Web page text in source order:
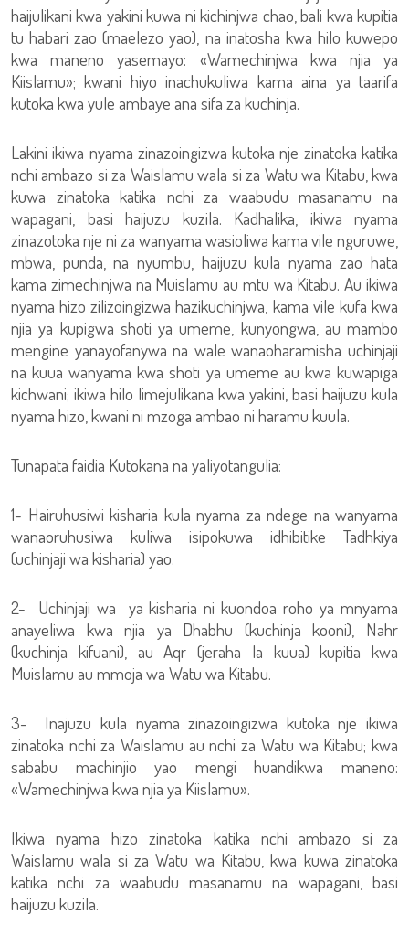
haijulikani kwa yakini kuwa ni kichinjwa chao, bali kwa kupitia
tu habari zao (maelezo yao), na inatosha kwa hilo kuwepo
kwa maneno yasemayo: «Wamechinjwa kwa njia ya
Kiislamu»; kwani hiyo inachukuliwa kama aina ya taarifa
kutoka kwa yule ambaye ana sifa za kuchinja.
Lakini ikiwa nyama zinazoingizwa kutoka nje zinatoka katika
nchi ambazo si za Waislamu wala si za Watu wa Kitabu, kwa
kuwa zinatoka katika nchi za waabudu masanamu na
wapagani, basi haijuzu kuzila. Kadhalika, ikiwa nyama
zinazotoka nje ni za wanyama wasioliwa kama vile nguruwe,
mbwa, punda, na nyumbu, haijuzu kula nyama zao hata
kama zimechinjwa na Muislamu au mtu wa Kitabu. Au ikiwa
nyama hizo zilizoingizwa hazikuchinjwa, kama vile kufa kwa
njia ya kupigwa shoti ya umeme, kunyongwa, au mambo
mengine yanayofanywa na wale wanaoharamisha uchinjaji
na kuua wanyama kwa shoti ya umeme au kwa kuwapiga
kichwani; ikiwa hilo limejulikana kwa yakini, basi haijuzu kula
nyama hizo, kwani ni mzoga ambao ni haramu kuula.
Tunapata faidia Kutokana na yaliyotangulia:
1- Hairuhusiwi kisharia kula nyama za ndege na wanyama
wanaoruhusiwa kuliwa isipokuwa idhibitike Tadhkiya
(uchinjaji wa kisharia) yao.
2- Uchinjaji wa ya kisharia ni kuondoa roho ya mnyama
anayeliwa kwa njia ya Dhabhu (kuchinja kooni), Nahr
(kuchinja kifuani), au Aqr (jeraha la kuua) kupitia kwa
Muislamu au mmoja wa Watu wa Kitabu.
3- Inajuzu kula nyama zinazoingizwa kutoka nje ikiwa
zinatoka nchi za Waislamu au nchi za Watu wa Kitabu; kwa
sababu machinjio yao mengi huandikwa maneno:
«Wamechinjwa kwa njia ya Kiislamu».
Ikiwa nyama hizo zinatoka katika nchi ambazo si za
Waislamu wala si za Watu wa Kitabu, kwa kuwa zinatoka
katika nchi za waabudu masanamu na wapagani, basi
haijuzu kuzila.